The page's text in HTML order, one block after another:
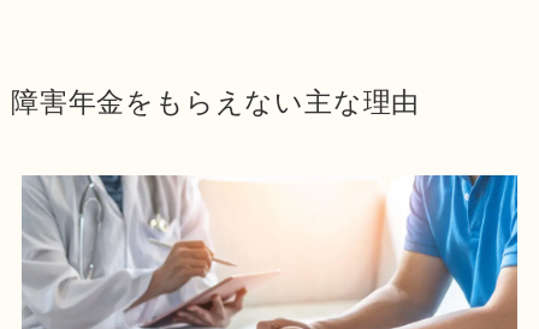
障害年金をもらえない主な理由